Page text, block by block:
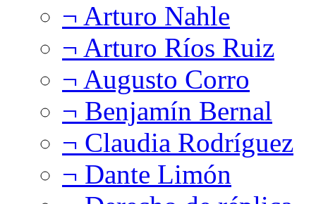
¬ Arturo Nahle
¬ Arturo Ríos Ruiz
¬ Augusto Corro
¬ Benjamín Bernal
¬ Claudia Rodríguez
¬ Dante Limón